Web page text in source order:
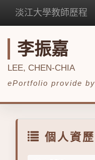
淡江大學教師歷程
李振嘉
LEE, CHEN-CHIA
ePortfolio provide by
個人資歷